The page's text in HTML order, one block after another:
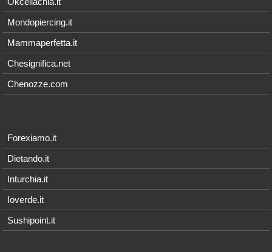
Mondopiercing.it
Mammaperfetta.it
Chesignifica.net
Chenozze.com
Forexiamo.it
Dietando.it
Inturchia.it
Ioverde.it
Sushipoint.it